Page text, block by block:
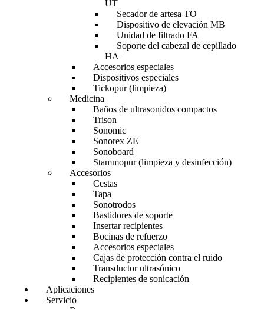
UT
Secador de artesa TO
Dispositivo de elevación MB
Unidad de filtrado FA
Soporte del cabezal de cepillado
HA
Accesorios especiales
Dispositivos especiales
Tickopur (limpieza)
Medicina
Baños de ultrasonidos compactos
Trison
Sonomic
Sonorex ZE
Sonoboard
Stammopur (limpieza y desinfección)
Accesorios
Cestas
Tapa
Sonotrodos
Bastidores de soporte
Insertar recipientes
Bocinas de refuerzo
Accesorios especiales
Cajas de protección contra el ruido
Transductor ultrasónico
Recipientes de sonicación
Aplicaciones
Servicio